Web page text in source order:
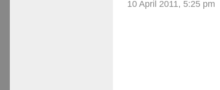
10 April 2011, 5:25 pm